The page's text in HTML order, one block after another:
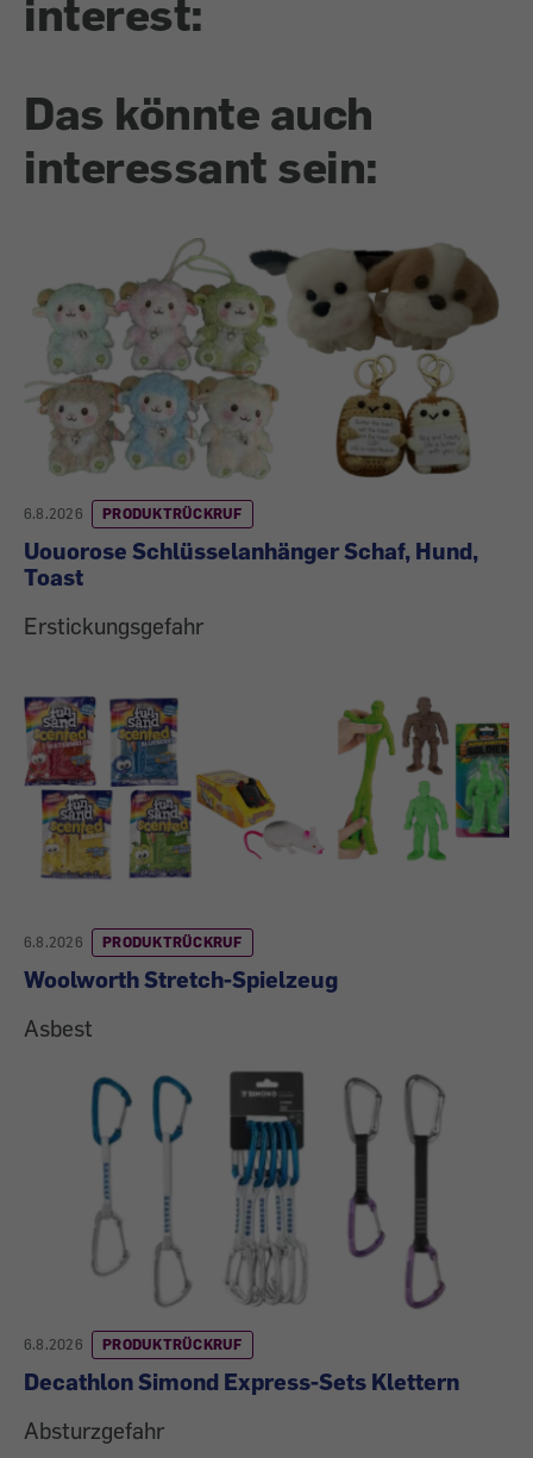
interest:
Das könnte auch
interessant sein:
6.8.2026 PRODUKTRÜCKRUF
Uouorose Schlüsselanhänger Schaf, Hund,
Toast
Erstickungsgefahr
6.8.2026 PRODUKTRÜCKRUF
Woolworth Stretch-Spielzeug
Asbest
6.8.2026 PRODUKTRÜCKRUF
Decathlon Simond Express-Sets Klettern
Absturzgefahr